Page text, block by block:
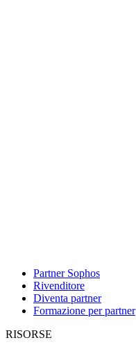
Partner Sophos
Rivenditore
Diventa partner
Formazione per partner
RISORSE